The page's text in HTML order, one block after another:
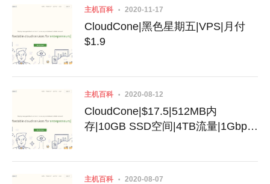
主机百科 2020-11-17
CloudCone|黑色星期五|VPS|月付
$1.9
主机百科 2020-08-12
CloudCone|$17.5|512MB内
存|10GB SSD空间|4TB流量|1Gbps
主机百科 2020-08-07